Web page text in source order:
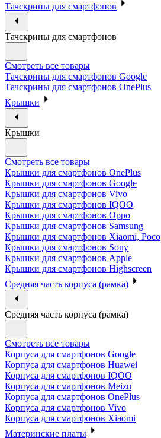
Тачскрины для смартфонов
Тачскрины для смартфонов
Смотреть все товары
Тачскрины для смартфонов Google
Тачскрины для смартфонов OnePlus
Крышки
Крышки
Смотреть все товары
Крышки для смартфонов OnePlus
Крышки для смартфонов Google
Крышки для смартфонов Vivo
Крышки для смартфонов IQOO
Крышки для смартфонов Oppo
Крышки для смартфонов Samsung
Крышки для смартфонов Xiaomi, Poco
Крышки для смартфонов Sony
Крышки для смартфонов Apple
Крышки для смартфонов Highscreen
Средняя часть корпуса (рамка)
Средняя часть корпуса (рамка)
Смотреть все товары
Корпуса для смартфонов Google
Корпуса для смартфонов Huawei
Корпуса для смартфонов IQOO
Корпуса для смартфонов Meizu
Корпуса для смартфонов OnePlus
Корпуса для смартфонов Vivo
Корпуса для смартфонов Xiaomi
Материнские платы